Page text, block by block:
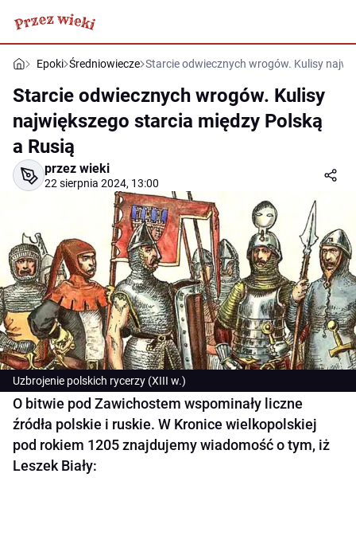
Epoki Średniowiecze Starcie odwiecznych wrogów. Kulisy
Starcie odwiecznych wrogów. Kulisy
największego starcia między Polską
a Rusią
przez wieki
22 sierpnia 2024, 13:00
Uzbrojenie polskich rycerzy (XIII w.)
O bitwie pod Zawichostem wspominały liczne
źródła polskie i ruskie. W Kronice wielkopolskiej
pod rokiem 1205 znajdujemy wiadomość o tym, iż
Leszek Biały: